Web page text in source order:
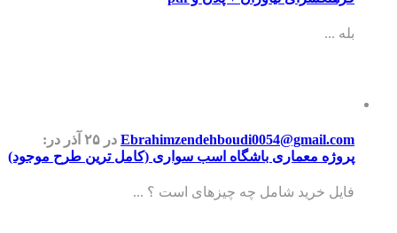
بله ...
Ebrahimzendehboudi0054@gmail.com در ۲۵ آذر
در:
پروژه معماری باشگاه اسب سواری (کامل ترین طرح موجود)
فایل خرید شامل چه چیزهای است ؟ ...